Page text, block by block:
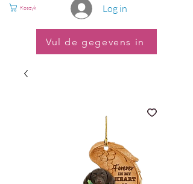
Log in
Koszyk
Vul de gegevens in